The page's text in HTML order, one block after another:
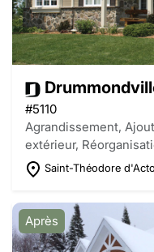
#5110
Agrandissement,
extérieur,
Saint-Théodore
Après